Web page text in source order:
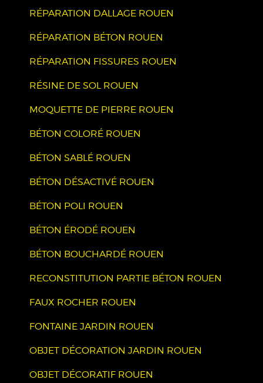
RÉPARATION DALLAGE ROUEN
RÉPARATION BÉTON ROUEN
RÉPARATION FISSURES ROUEN
RÉSINE DE SOL ROUEN
MOQUETTE DE PIERRE ROUEN
BÉTON COLORÉ ROUEN
BÉTON SABLÉ ROUEN
BÉTON DÉSACTIVÉ ROUEN
BÉTON POLI ROUEN
BÉTON ÉRODÉ ROUEN
BÉTON BOUCHARDÉ ROUEN
RECONSTITUTION PARTIE BÉTON ROUEN
FAUX ROCHER ROUEN
FONTAINE JARDIN ROUEN
OBJET DÉCORATION JARDIN ROUEN
OBJET DÉCORATIF ROUEN